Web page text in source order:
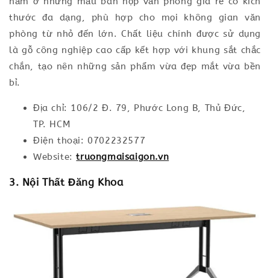
thước đa dạng, phù hợp cho mọi không gian văn
phòng từ nhỏ đến lớn. Chất liệu chính được sử dụng
là gỗ công nghiệp cao cấp kết hợp với khung sắt chắc
chắn, tạo nên những sản phẩm vừa đẹp mắt vừa bền
bỉ.
Địa chỉ: 106/2 Đ. 79, Phước Long B, Thủ Đức,
TP. HCM
Điện thoại: 0702232577
Website:truongmaisaigon.vn
3. Nội Thất Đăng Khoa